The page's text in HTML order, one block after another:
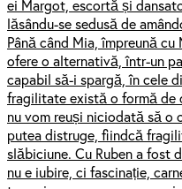
ei Margot, escortă și
lăsându-se sedusă de
Până când Mia, împreună
ofere o alternativă, într-un
capabil să-i spargă, în cele
fragilitate există o formă de
nu vom reuși niciodată să o
putea distruge, fiindcă
slăbiciune. Cu Ruben a fost
nu e iubire, ci fascinație,